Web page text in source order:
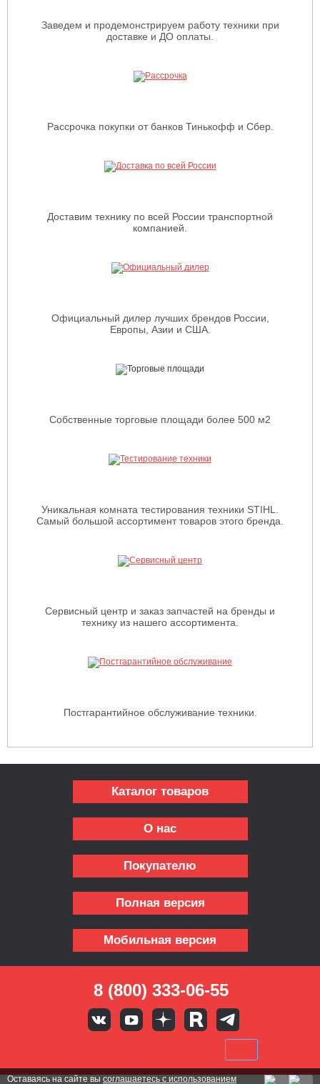
Заведем и продемонстрируем работу техники при
доставке и ДО оплаты.
Рассрочка покупки от банков Тинькофф и Сбер.
Доставим технику по всей России транспортной
компанией.
Официальный дилер лучших брендов России,
Европы, Азии и США.
Собственные торговые площади более 500 м2
Уникальная комната тестирования техники STIHL.
Самый большой ассортимент товаров этого бренда.
Сервисный центр и заказ запчастей на бренды и
технику из нашего ассортимента.
Постгарантийное обслуживание техники.
Каталог товаров
О нас
Покупателю
Полная версия
Мобильная версия
8 (800) 333-06-55
Оставаясь на сайте вы соглашаетесь с использованием